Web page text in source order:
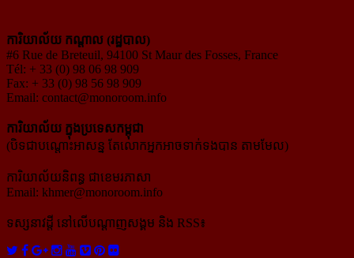
ការិយាល័យ កណ្ដាល (រដ្ឋបាល)
#6 Rue de Breteuil, 94100 St Maur des Fosses, France
Tél: + 33 (0) 98 06 98 909
Fax: + 33 (0) 98 56 98 909
Email: contact@monoroom.info
ការិយាល័យ ក្នុង​ប្រទេស​កម្ពុជា
(បិទជាបណ្ដោះអាសន្ន តែលោកអ្នកអាចទាក់ទងបាន តាមមែល)
ការិយាល័យនិពន្ធ ជាខេមរភាសា
Email: khmer@monoroom.info
ទស្សនាវដ្ដី​ នៅលើបណ្ដាញសង្គម និង RSS៖